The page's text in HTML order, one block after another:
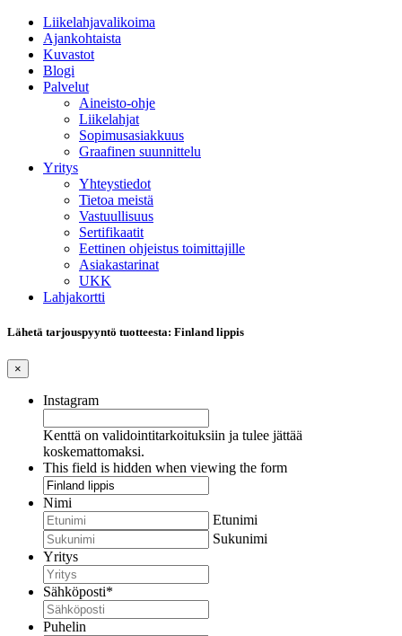
Liikelahjavalikoima
Ajankohtaista
Kuvastot
Blogi
Palvelut
Aineisto-ohje
Liikelahjat
Sopimusasiakkuus
Graafinen suunnittelu
Yritys
Yhteystiedot
Tietoa meistä
Vastuullisuus
Sertifikaatit
Eettinen ohjeistus toimittajille
Asiakastarinat
UKK
Lahjakortti
Lähetä tarjouspyyntö tuotteesta: Finland lippis
×
Instagram
Kenttä on validointitarkoituksiin ja tulee jättää
koskemattomaksi.
This field is hidden when viewing the form
Nimi
Etunimi
Sukunimi
Yritys
Sähköposti*
Puhelin